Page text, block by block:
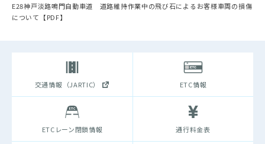
E28神戸淡路鳴門自動車道 道路維持作業中の飛び石によるお客様車両の損傷
について【PDF】
交通情報（JARTIC） ETC情報
ETCレーン閉鎖情報 通行料金表